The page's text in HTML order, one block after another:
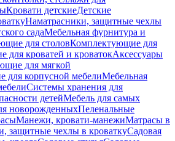
Кровати детскиеДетские
Наматрасники, защитные чехлы
садаМебельная фурнитура и
для столовКомплектующие для
для кроватей и кроватокАксессуары
для мягкой
для корпусной мебелиМебельная
Системы хранения для
детейМебель для самых
новорожденныхПеленальные
Манежи, кровати-манежиМатрасы в
защитные чехлы в кроваткуСадовая